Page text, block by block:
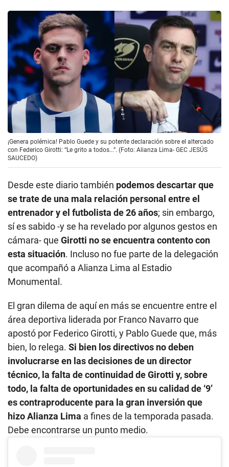
¡Genera polémica! Pablo Guede y su potente declaración sobre el altercado
con Federico Girotti: “Le grito a todos...”. (Foto: Alianza Lima- GEC JESÚS
SAUCEDO)
Desde este diario también podemos descartar que
se trate de una mala relación personal entre el
entrenador y el futbolista de 26 años; sin embargo,
sí es sabido -y se ha revelado por algunos gestos en
cámara- que Girotti no se encuentra contento con
esta situación. Incluso no fue parte de la delegación
que acompañó a Alianza Lima al Estadio
Monumental.
El gran dilema de aquí en más se encuentre entre el
área deportiva liderada por Franco Navarro que
apostó por Federico Girotti, y Pablo Guede que, más
bien, lo relega. Si bien los directivos no deben
involucrarse en las decisiones de un director
técnico, la falta de continuidad de Girotti y, sobre
todo, la falta de oportunidades en su calidad de ‘9’
es contraproducente para la gran inversión que
hizo Alianza Lima a fines de la temporada pasada.
Debe encontrarse un punto medio.